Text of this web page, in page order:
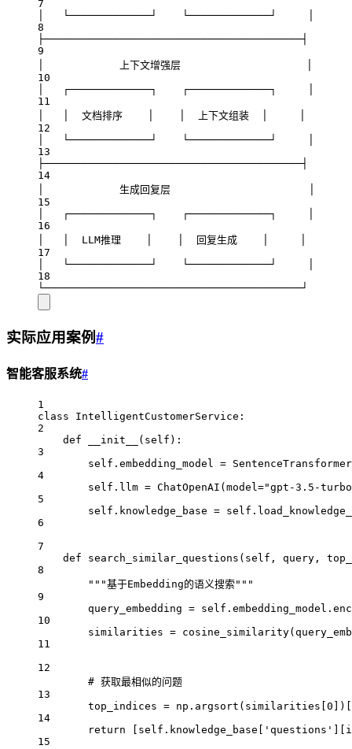
7
│   └─────────────┘    └─────────────┘     │
8
├─────────────────────────────────────────┤
9
│            上下文增强层                    │
10
│   ┌─────────────┐    ┌─────────────┐     │
11
│   │  文档排序    │    │  上下文组装  │     │
12
│   └─────────────┘    └─────────────┘     │
13
├─────────────────────────────────────────┤
14
│            生成回复层                      │
15
│   ┌─────────────┐    ┌─────────────┐     │
16
│   │  LLM推理    │    │  回复生成    │     │
17
│   └─────────────┘    └─────────────┘     │
18
└─────────────────────────────────────────┘
实际应用案例#
智能客服系统#
1
class
IntelligentCustomerService :
2
def
__init__
(self):
3
self .embedding_model =
4
self .llm = ChatOpenAI( model="gpt-3.5-
5
self .knowledge_base = self
6
7
def
search_similar_questions (self, query,
8
"""基于Embedding的语义搜索"""
9
query_embedding = self
10
similarities =
11
12
# 获取最相似的问题
13
top_indices = np.argsort(similarities[ 0 ])[
14
return
self .knowledge_base[ 'questions'
15